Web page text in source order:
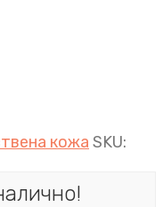
кожа SKU: